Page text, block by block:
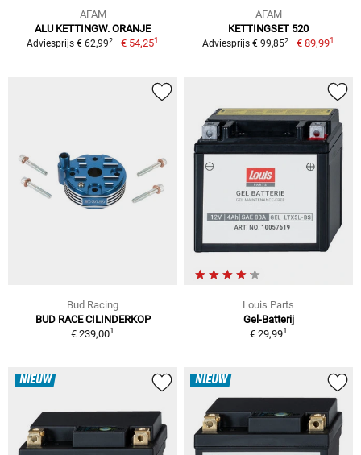
AFAM
ALU KETTINGW. ORANJE
Adviesprijs € 62,992 € 54,251
AFAM
KETTINGSET 520
Adviesprijs € 99,852 € 89,991
Bud Racing
BUD RACE CILINDERKOP
€ 239,001
Louis Parts
Gel-Batterij
€ 29,991
NIEUW NIEUW